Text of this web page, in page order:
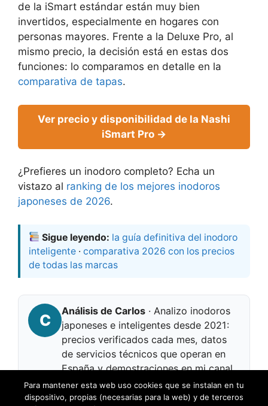
de la iSmart estándar están muy bien
invertidos, especialmente en hogares con
personas mayores. Frente a la Deluxe Pro, al
mismo precio, la decisión está en estas dos
funciones: lo comparamos en detalle en la
comparativa de tapas.
Ver precio y disponibilidad de la Nashi
iSmart Pro →
¿Prefieres un inodoro completo? Echa un
vistazo al ranking de los mejores inodoros
japoneses de 2026.
Sigue leyendo: la guía definitiva del inodoro
inteligente · comparativa 2026 con los precios
de todas las marcas
C Análisis de Carlos · Analizo inodoros
japoneses e inteligentes desde 2021:
precios verificados cada mes, datos
de servicios técnicos que operan en
España y demostraciones en mi canal
@MejorInodoroJapones.Cómo
analizamos →
Para mantener esta web uso cookies que se instalan en tu
dispositivo, propias (necesarias para la web) y de terceros